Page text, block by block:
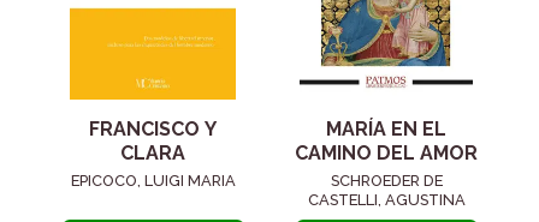
FRANCISCO Y
CLARA
EPICOCO, LUIGI MARIA
MARÍA EN EL
CAMINO DEL AMOR
SCHROEDER DE
CASTELLI, AGUSTINA